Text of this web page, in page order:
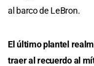
al barco de LeBron.
El último plantel
traer al recuerdo al